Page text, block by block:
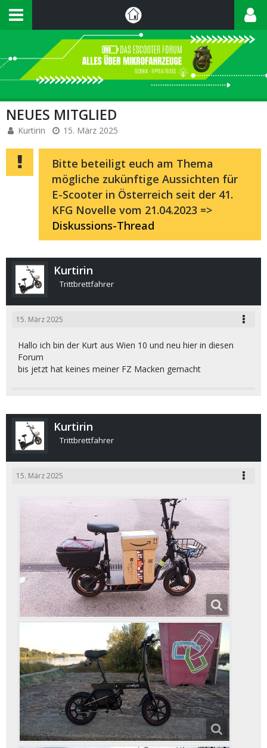
NEUES MITGLIED
Kurtirin 15. März 2025
Bitte beteiligt euch am Thema
mögliche zukünftige Aussichten für
E-Scooter in Österreich seit der 41.
KFG Novelle vom 21.04.2023 =>
Diskussions-Thread
Kurtirin
Trittbrettfahrer
15. März 2025
Hallo ich bin der Kurt aus Wien 10 und neu hier in diesen
Forum
bis jetzt hat keines meiner FZ Macken gemacht
Kurtirin
Trittbrettfahrer
15. März 2025